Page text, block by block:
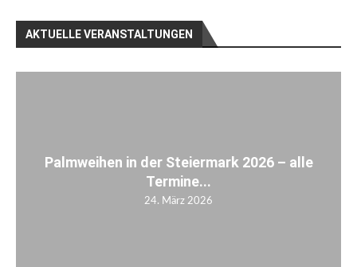
AKTUELLE VERANSTALTUNGEN
Palmweihen in der Steiermark 2026 – alle
Termine...
24. März 2026